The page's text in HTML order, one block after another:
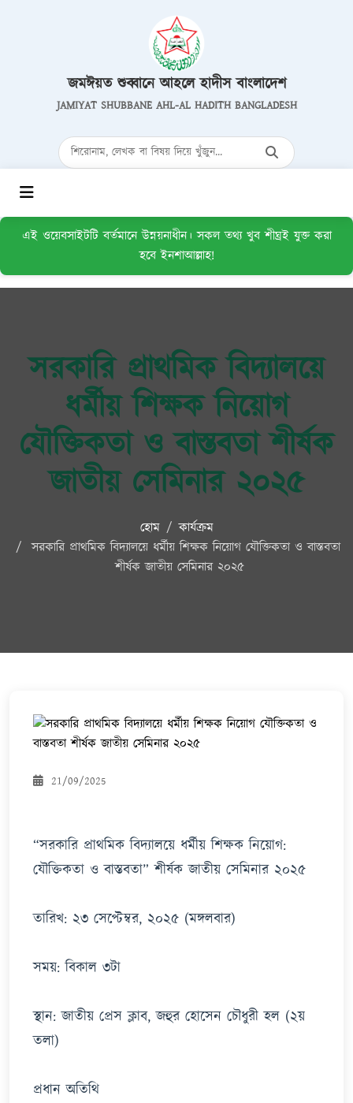
জমঈয়ত শুব্বানে আহলে হাদীস বাংলাদেশ
JAMIYAT SHUBBANE AHL-AL HADITH BANGLADESH
এই ওয়েবসাইটটি বর্তমানে উন্নয়নাধীন। সকল তথ্য খুব শীঘ্রই যুক্ত করা
হবে ইনশাআল্লাহ!
সরকারি প্রাথমিক বিদ্যালয়ে
ধর্মীয় শিক্ষক নিয়োগ
যৌক্তিকতা ও বাস্তবতা শীর্ষক
জাতীয় সেমিনার ২০২৫
হোম
কার্যক্রম
সরকারি প্রাথমিক বিদ্যালয়ে ধর্মীয় শিক্ষক নিয়োগ যৌক্তিকতা ও বাস্তবতা
শীর্ষক জাতীয় সেমিনার ২০২৫
21/09/2025
“সরকারি প্রাথমিক বিদ্যালয়ে ধর্মীয় শিক্ষক নিয়োগ:
যৌক্তিকতা ও বাস্তবতা” শীর্ষক জাতীয় সেমিনার ২০২৫
তারিখ: ২৩ সেপ্টেম্বর, ২০২৫ (মঙ্গলবার)
সময়: বিকাল ৩টা
স্থান: জাতীয় প্রেস ক্লাব, জহুর হোসেন চৌধুরী হল (২য়
তলা)
প্রধান অতিথি